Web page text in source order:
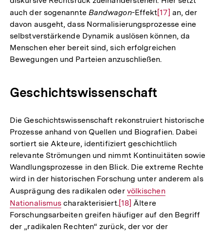
Fußnote
auch der sogenannte Bandwagon-EffektZur
Auflösung
der
Fußnote
[17] an, der
davon ausgeht, dass Normalisierungsprozesse eine
selbstverstärkende Dynamik auslösen können, da
Menschen eher bereit sind, sich erfolgreichen
Bewegungen und Parteien anzuschließen.
Geschichtswissenschaft
Die Geschichtswissenschaft rekonstruiert historische
Prozesse anhand von Quellen und Biografien. Dabei
sortiert sie Akteure, identifiziert geschichtlich
relevante Strömungen und nimmt Kontinuitäten sowie
Wandlungsprozesse in den Blick. Die extreme Rechte
wird in der historischen Forschung unter anderem als
Ausprägung des radikalen oder Interner
Link:
völkischen
Nationalismus charakterisiert.Zur
Auflösung
der
[18] Ältere
Forschungsarbeiten greifen häufiger auf den Begriff
der „radikalen Rechten“ zurück, der vor der